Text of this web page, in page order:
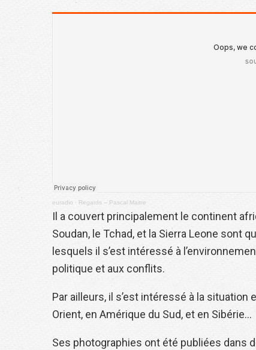
euradio · Regards – Pascal Maitre
Il a couvert principalement le continent
Soudan, le Tchad, et la Sierra Leone sont
lesquels il s’est intéressé à
politique et aux conflits.
Par ailleurs, il s’est intéressé à la
Orient, en Amérique du Sud, et en Sibérie…
Ses photographies ont été publiées dans